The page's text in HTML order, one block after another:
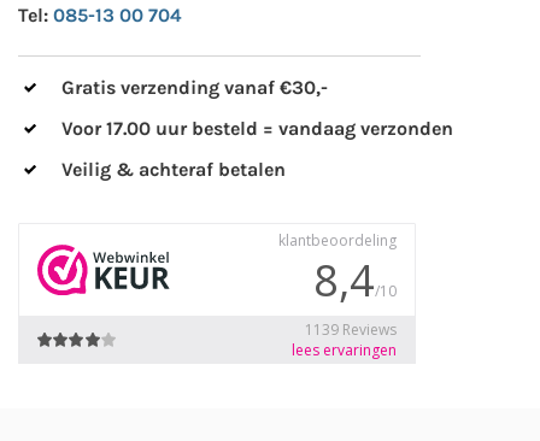
Tel: 085-13 00 704
Gratis verzending vanaf €30,-
Voor 17.00 uur besteld = vandaag verzonden
Veilig & achteraf betalen